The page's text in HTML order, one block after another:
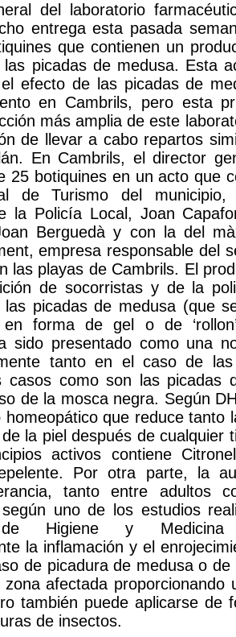
del laboratorio
entrega esta pasada
que contienen un
picadas de medusa. Esta
efecto de las picadas de
en Cambrils, pero esta
más amplia de este
de llevar a cabo repartos
En Cambrils, el director
25 botiquines en un acto que
de Turismo del
la Policía Local, Joan
Berguedà y con la del
empresa responsable del
las playas de Cambrils. El
de socorristas y de la
las picadas de medusa (que
en forma de gel o de
sido presentado como una
tanto en el caso de
casos como son las picadas
de la mosca negra. Según
que reduce tanto
la piel después de cualquier
activos contiene
Por otra parte, la
tanto entre adultos
uno de los estudios
de Higiene y Medicina
la inflamación y el
de picadura de medusa o
afectada proporcionando
también puede aplicarse de
de insectos.